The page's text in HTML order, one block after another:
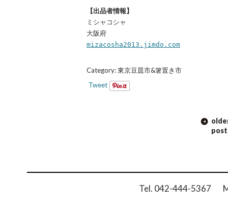
【出品者情報】
ミシャコシャ
大阪府
mizacosha2013.jimdo.com
Category:東京豆皿市&箸置き市
Tweet
Tel. 042-444-5367